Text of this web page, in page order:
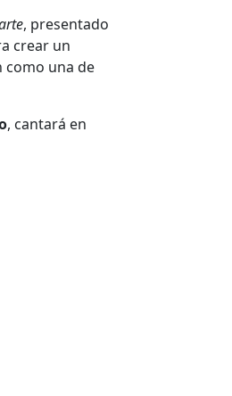
, presentado
crear un
como una de
, cantará en